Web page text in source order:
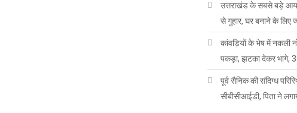
उत्तराखंड के सबसे बड़े
से गुहार, घर बनाने के लिए
कांवड़ियों के भेष में नकली
पकड़ा, झटका देकर भागे,
पूर्व सैनिक की संदिग्ध
सीबीसीआईडी, पिता ने